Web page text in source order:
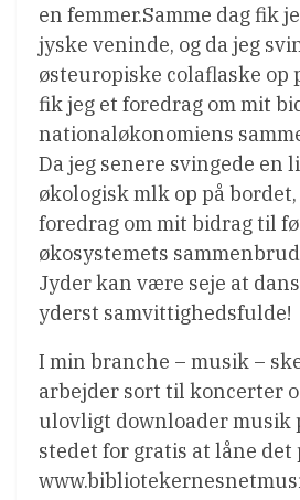
en femmer.Samme dag fik
jyske veninde, og da jeg
østeuropiske colaflaske op
fik jeg et foredrag om mit
nationaløkonomiens
Da jeg senere svingede en
økologisk mlk op på
foredrag om mit bidrag til
økosystemets
Jyder kan være seje at
yderst samvittighedsfulde!
I min branche – musik –
arbejder sort til koncerter
ulovligt downloader musik
stedet for gratis at låne det